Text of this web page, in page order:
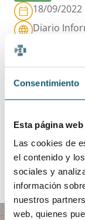
Consentimiento
Esta página
Las cookies de
el contenido y
sociales y
información
nuestros
web, quienes
18/09/2022
Diario
Continuar
ANTERIOR